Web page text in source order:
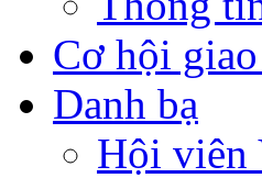
Cơ hội
Danh bạ
Hội viên